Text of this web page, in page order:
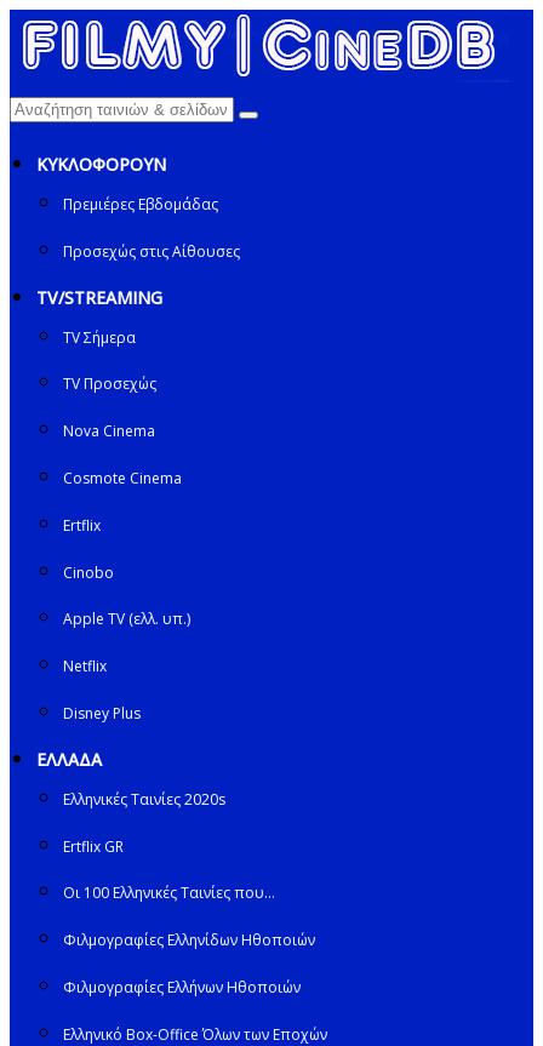
ΚΥΚΛΟΦΟΡΟΥΝ
Πρεμιέρες Εβδομάδας
Προσεχώς στις Αίθουσες
TV/STREAMING
TV Σήμερα
TV Προσεχώς
Nova Cinema
Cosmote Cinema
Ertflix
Cinobo
Apple TV (ελλ. υπ.)
Netflix
Disney Plus
ΕΛΛΑΔΑ
Ελληνικές Ταινίες 2020s
Ertflix GR
Οι 100 Ελληνικές Ταινίες που…
Φιλμογραφίες Ελληνίδων Ηθοποιών
Φιλμογραφίες Ελλήνων Ηθοποιών
Ελληνικό Box-Office Όλων των Εποχών